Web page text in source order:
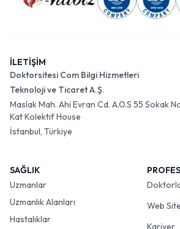
İLETİŞİM
Doktorsitesi Com Bilgi Hizmetleri
Teknoloji ve Ticaret A.Ş.
Maslak Mah. Ahi Evran Cd. A.O.S 55 Sokak
Kat Kolektif House
İstanbul, Türkiye
SAĞLIK
Uzmanlar
Uzmanlık Alanları
Hastalıklar
Web
Kariyer